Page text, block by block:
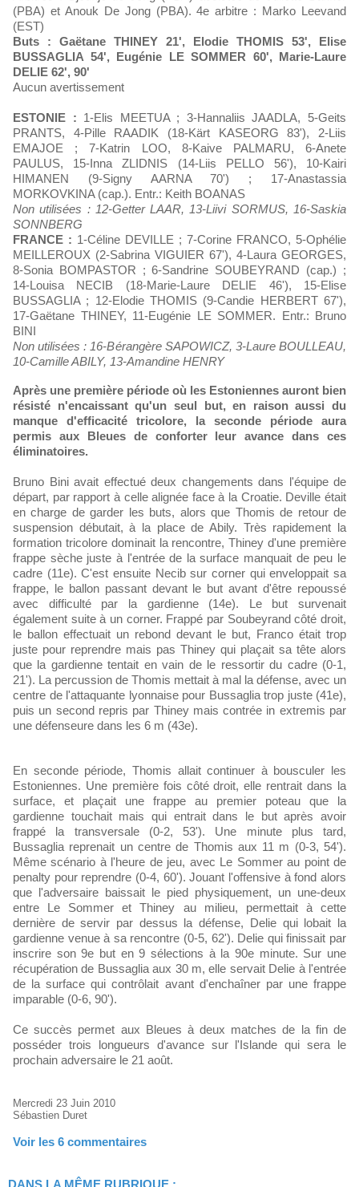
(PBA) et Anouk De Jong (PBA). 4e arbitre : Marko Leevand
(EST)
Buts : Gaëtane THINEY 21', Elodie THOMIS 53', Elise
BUSSAGLIA 54', Eugénie LE SOMMER 60', Marie-Laure
DELIE 62', 90'
Aucun avertissement
ESTONIE : 1-Elis MEETUA ; 3-Hannaliis JAADLA, 5-Geits
PRANTS, 4-Pille RAADIK (18-Kärt KASEORG 83'), 2-Liis
EMAJOE ; 7-Katrin LOO, 8-Kaive PALMARU, 6-Anete
PAULUS, 15-Inna ZLIDNIS (14-Liis PELLO 56'), 10-Kairi
HIMANEN (9-Signy AARNA 70') ; 17-Anastassia
MORKOVKINA (cap.). Entr.: Keith BOANAS
Non utilisées : 12-Getter LAAR, 13-Liivi SORMUS, 16-Saskia
SONNBERG
FRANCE : 1-Céline DEVILLE ; 7-Corine FRANCO, 5-Ophélie
MEILLEROUX (2-Sabrina VIGUIER 67'), 4-Laura GEORGES,
8-Sonia BOMPASTOR ; 6-Sandrine SOUBEYRAND (cap.) ;
14-Louisa NECIB (18-Marie-Laure DELIE 46'), 15-Elise
BUSSAGLIA ; 12-Elodie THOMIS (9-Candie HERBERT 67'),
17-Gaëtane THINEY, 11-Eugénie LE SOMMER. Entr.: Bruno
BINI
Non utilisées : 16-Bérangère SAPOWICZ, 3-Laure BOULLEAU,
10-Camille ABILY, 13-Amandine HENRY
Après une première période où les Estoniennes auront bien
résisté n'encaissant qu'un seul but, en raison aussi du
manque d'efficacité tricolore, la seconde période aura
permis aux Bleues de conforter leur avance dans ces
éliminatoires.
Bruno Bini avait effectué deux changements dans l'équipe de
départ, par rapport à celle alignée face à la Croatie. Deville était
en charge de garder les buts, alors que Thomis de retour de
suspension débutait, à la place de Abily. Très rapidement la
formation tricolore dominait la rencontre, Thiney d'une première
frappe sèche juste à l'entrée de la surface manquait de peu le
cadre (11e). C'est ensuite Necib sur corner qui enveloppait sa
frappe, le ballon passant devant le but avant d'être repoussé
avec difficulté par la gardienne (14e). Le but survenait
également suite à un corner. Frappé par Soubeyrand côté droit,
le ballon effectuait un rebond devant le but, Franco était trop
juste pour reprendre mais pas Thiney qui plaçait sa tête alors
que la gardienne tentait en vain de le ressortir du cadre (0-1,
21'). La percussion de Thomis mettait à mal la défense, avec un
centre de l'attaquante lyonnaise pour Bussaglia trop juste (41e),
puis un second repris par Thiney mais contrée in extremis par
une défenseure dans les 6 m (43e).
En seconde période, Thomis allait continuer à bousculer les
Estoniennes. Une première fois côté droit, elle rentrait dans la
surface, et plaçait une frappe au premier poteau que la
gardienne touchait mais qui entrait dans le but après avoir
frappé la transversale (0-2, 53'). Une minute plus tard,
Bussaglia reprenait un centre de Thomis aux 11 m (0-3, 54').
Même scénario à l'heure de jeu, avec Le Sommer au point de
penalty pour reprendre (0-4, 60'). Jouant l'offensive à fond alors
que l'adversaire baissait le pied physiquement, un une-deux
entre Le Sommer et Thiney au milieu, permettait à cette
dernière de servir par dessus la défense, Delie qui lobait la
gardienne venue à sa rencontre (0-5, 62'). Delie qui finissait par
inscrire son 9e but en 9 sélections à la 90e minute. Sur une
récupération de Bussaglia aux 30 m, elle servait Delie à l'entrée
de la surface qui contrôlait avant d'enchaîner par une frappe
imparable (0-6, 90').
Ce succès permet aux Bleues à deux matches de la fin de
posséder trois longueurs d'avance sur l'Islande qui sera le
prochain adversaire le 21 août.
Mercredi 23 Juin 2010
Sébastien Duret
Voir les 6 commentaires
DANS LA MÊME RUBRIQUE :